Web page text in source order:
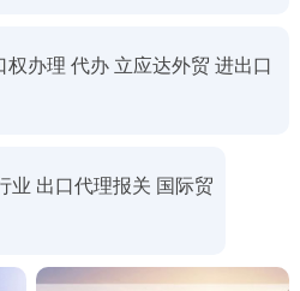
权办理 代办 立应达外贸 进出口
业 出口代理报关 国际贸